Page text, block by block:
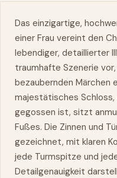
Das einzigartige,
einer Frau vereint den
lebendiger, detaillierter
traumhafte Szenerie
bezaubernden Märchen
majestätisches Schloss,
gegossen ist, sitzt
Fußes. Die Zinnen und
gezeichnet, mit klaren
jede Turmspitze und
Detailgenauigkeit